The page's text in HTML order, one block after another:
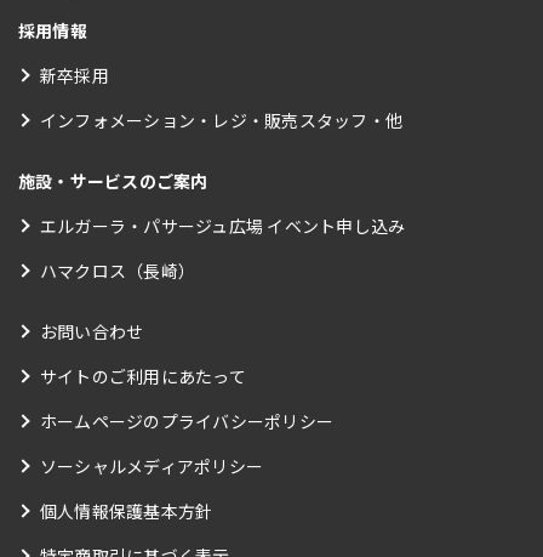
採用情報
新卒採用
インフォメーション・レジ・販売スタッフ・他
施設・サービスのご案内
エルガーラ・パサージュ広場 イベント申し込み
ハマクロス（長崎）
お問い合わせ
サイトのご利用にあたって
ホームページのプライバシーポリシー
ソーシャルメディアポリシー
個人情報保護基本方針